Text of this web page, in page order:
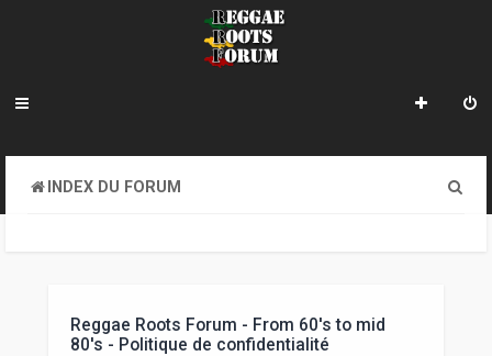
INDEX DU FORUM
Reggae Roots Forum - From 60's to mid
80's - Politique de confidentialité